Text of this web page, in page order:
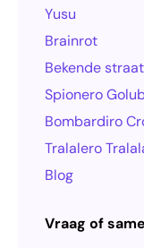
Yusu
Brainrot
Bekende
Spionero
Bombardiro
Tralalero
Blog
Vraag of